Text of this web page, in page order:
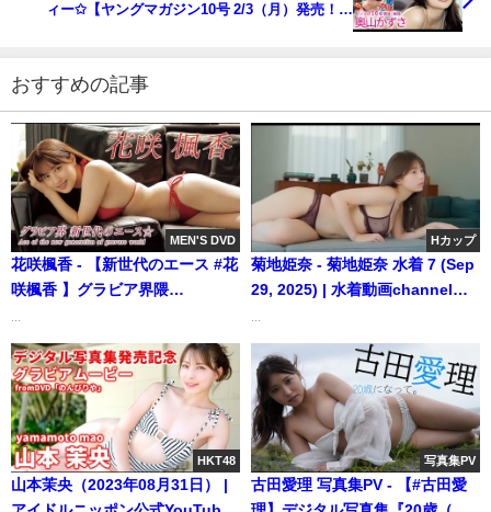
ィー✩【ヤングマガジン10号 2/3（月）発売！】
おすすめの記事
MEN'S DVD
花咲楓香 - 【新世代のエース #花
咲楓香 】グラビア界隈
賛！ ＜MEN'S DVD 9月号
2025/7/29発売!＞ (Jul 25, 2025)
| MEN'S DVD Channelさんより
Hカップ
菊地姫奈 - 菊地姫奈 水着 7 (Sep
29, 2025) | 水着動画channelさ
HKT48
山本茉央（2023年08月31日） |
写真集PV
古田愛理 写真集PV - 【#古田愛